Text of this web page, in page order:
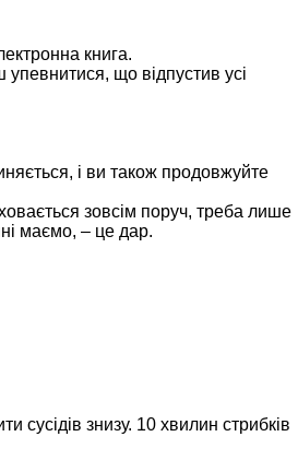
книга.
що відпустив усі
і ви також продовжуйте
зовсім поруч, треба лише
маємо, – це дар.
сусідів знизу. 10 хвилин стрибків